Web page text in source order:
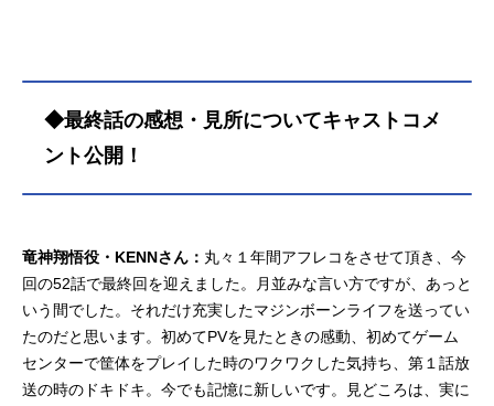
◆最終話の感想・見所についてキャストコメ
ント公開！
竜神翔悟役・KENNさん： 丸々１年間アフレコをさせて頂き、今
回の52話で最終回を迎えました。月並みな言い方ですが、あっと
いう間でした。それだけ充実したマジンボーンライフを送ってい
たのだと思います。初めてPVを見たときの感動、初めてゲーム
センターで筐体をプレイした時のワクワクした気持ち、第１話放
送の時のドキドキ。今でも記憶に新しいです。見どころは、実に